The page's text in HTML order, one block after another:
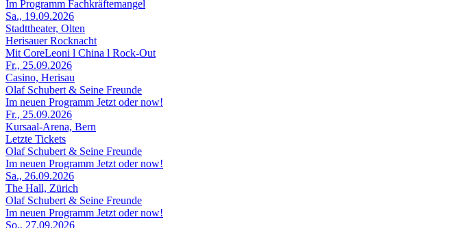
Im Programm Fachkräftemangel
Sa., 19.09.2026
Stadttheater, Olten
Herisauer Rocknacht
Mit CoreLeoni l China l Rock-Out
Fr., 25.09.2026
Casino, Herisau
Olaf Schubert & Seine Freunde
Im neuen Programm Jetzt oder now!
Fr., 25.09.2026
Kursaal-Arena, Bern
Letzte Tickets
Olaf Schubert & Seine Freunde
Im neuen Programm Jetzt oder now!
Sa., 26.09.2026
The Hall, Zürich
Olaf Schubert & Seine Freunde
Im neuen Programm Jetzt oder now!
So., 27.09.2026